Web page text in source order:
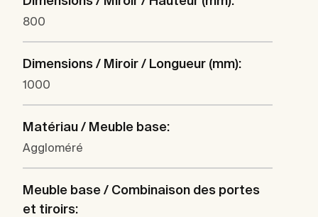
800
Dimensions / Miroir / Longueur (mm):
1000
Matériau / Meuble base:
Aggloméré
Meuble base / Combinaison des portes
et tiroirs: